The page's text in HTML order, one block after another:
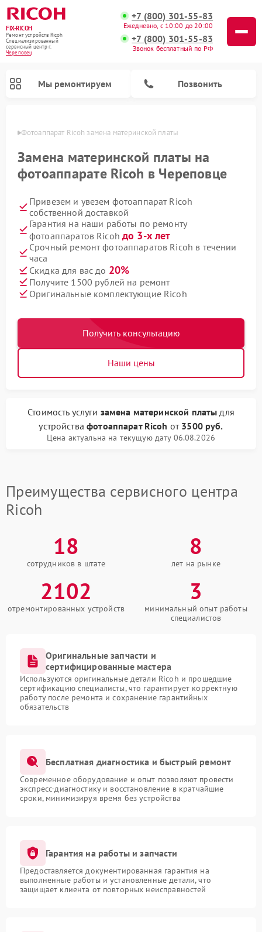
FIX-RICOH
Ремонт устройств Ricoh
Специализированный
cервисный центр г.
Череповец
+7 (800) 301-55-83
Ежедневно, с 10:00 до 20:00
+7 (800) 301-55-83
Звонок бесплатный по РФ
Мы ремонтируем Позвонить
Фотоаппарат Ricoh замена материнской платы
Замена материнской платы на
фотоаппарате Ricoh в Череповце
Привезем и увезем фотоаппарат Ricoh
собственной доставкой
Гарантия на наши работы по ремонту
фотоаппаратов Ricohдо 3-х лет
Срочный ремонт фотоаппаратов Ricoh в течении
часа
Скидка для вас до 20%
Получите 1500 рублей на ремонт
Оригинальные комплектующие Ricoh
Получить консультацию
Наши цены
Стоимость услуги замена материнской платы для
устройствафотоаппарат Ricoh от 3500 руб.
Цена актуальна на текущую дату 06.08.2026
Преимущества сервисного центра
Ricoh
18
сотрудников в штате
8
лет на рынке
2102
отремонтированных устройств
3
минимальный опыт работы
специалистов
Оригинальные запчасти и
сертифицированные мастера
Используются оригинальные детали Ricoh и прошедшие
сертификацию специалисты, что гарантирует корректную
работу после ремонта и сохранение гарантийных
обязательств
Бесплатная диагностика и быстрый ремонт
Современное оборудование и опыт позволяют провести
экспресс-диагностику и восстановление в кратчайшие
сроки, минимизируя время без устройства
Гарантия на работы и запчасти
Предоставляется документированная гарантия на
выполненные работы и установленные детали, что
защищает клиента от повторных неисправностей